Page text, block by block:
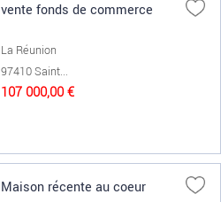
vente fonds de commerce
La Réunion
97410 Saint...
107 000,00 €
Maison récente au coeur